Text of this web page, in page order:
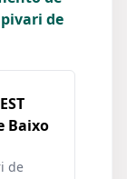
de
Baixo
de